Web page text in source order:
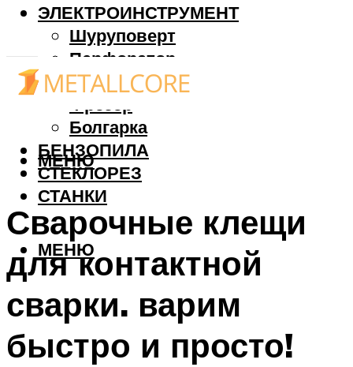
ЭЛЕКТРОИНСТРУМЕНТ
Шуруповерт
Перфоратор
Дрель
Фрезер
Болгарка
БЕНЗОПИЛА
СТЕКЛОРЕЗ
СТАНКИ
МЕНЮ
МЕНЮ
Сварочные клещи
для контактной
сварки. варим
быстро и просто!